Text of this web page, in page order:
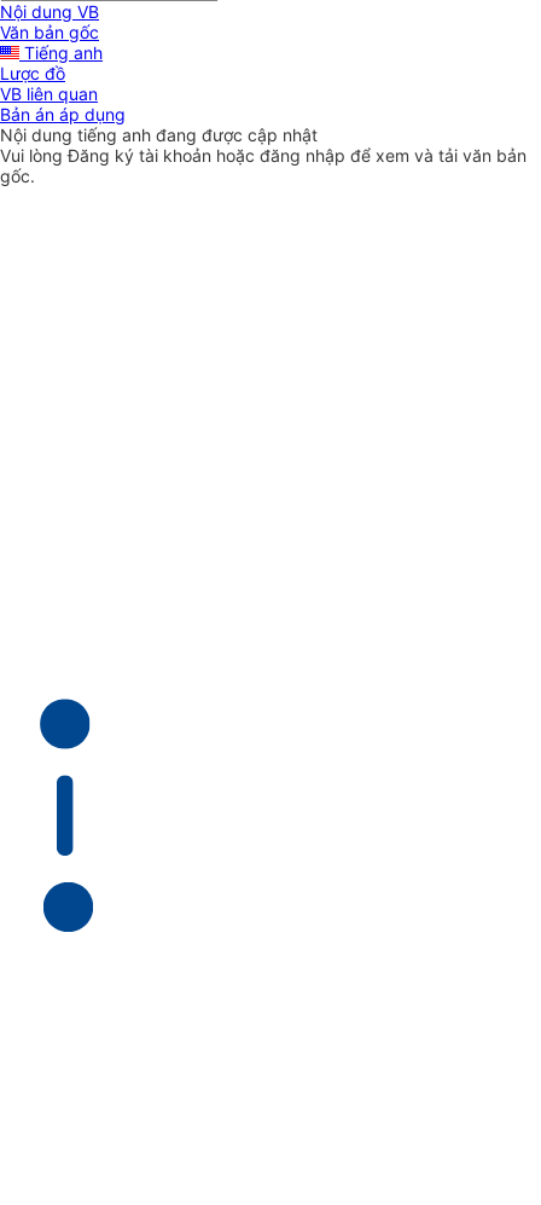
Nội dung VB
Văn bản gốc
Tiếng anh
Lược đồ
VB liên quan
Bản án áp dụng
Nội dung tiếng anh đang được cập nhật
Vui lòngĐăng ký tài khoản hoặc đăng nhập để xem và tải văn bản
gốc.